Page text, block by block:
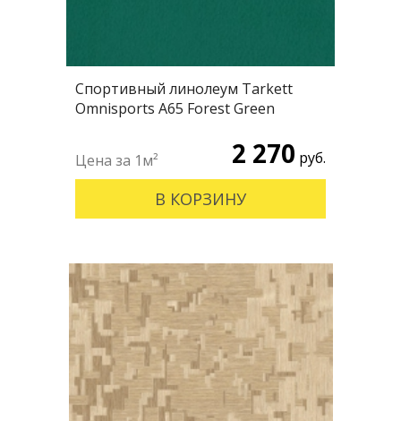
Спортивный линолеум Tarkett
Omnisports А65 Forest Green
2 270 руб.
В КОРЗИНУ